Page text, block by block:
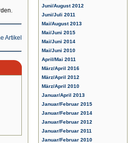
Artikel
Juni/August 2012
Juni/Juli 2011
Mai/August 2013
Mai/Juni 2015
Mai/Juni 2014
Mai/Juni 2010
April/Mai 2011
März/April 2016
März/April 2012
März/April 2010
Januar/April 2013
Januar/Februar 2015
Januar/Februar 2014
Januar/Februar 2012
Januar/Februar 2011
Januar/Februar 2010